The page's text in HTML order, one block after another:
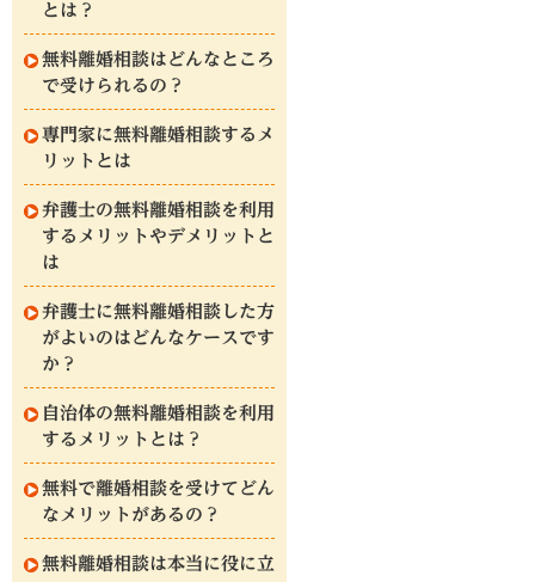
とは？
無料離婚相談はどんなところ
で受けられるの？
専門家に無料離婚相談するメ
リットとは
弁護士の無料離婚相談を利用
するメリットやデメリットと
は
弁護士に無料離婚相談した方
がよいのはどんなケースです
か？
自治体の無料離婚相談を利用
するメリットとは？
無料で離婚相談を受けてどん
なメリットがあるの？
無料離婚相談は本当に役に立